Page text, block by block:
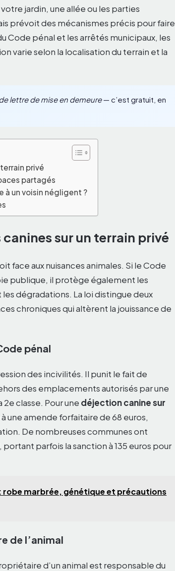
jardin, une allée ou les parties
prévoit des mécanismes précis pour faire
Code pénal et les arrêtés municipaux, les
varie selon la localisation du terrain et la
lettre de mise en demeure— c’est gratuit, en
privé
partagés
à un voisin négligent ?
sur un terrain privé
face aux nuisances animales. Si le Code
publique, il protège également les
dégradations. La loi distingue deux
chroniques qui altèrent la jouissance de
pénal
des incivilités. Il punit le fait de
des emplacements autorisés par une
classe. Pour une déjection canine sur
une amende forfaitaire de 68 euros,
De nombreuses communes ont
parfois la sanction à 135 euros pour
robe marbrée, génétique et précautions
de l’animal
d’un animal est responsable du